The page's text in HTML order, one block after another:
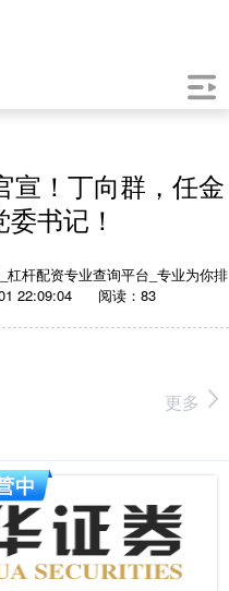
宣！丁向群，任金
书记！
杠杆配资专业查询平台_专业为你排
22:09:04 阅读：83
更多